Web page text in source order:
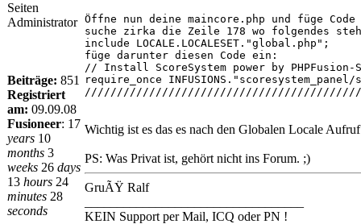
Seiten
Administrator
Beiträge: 851
Registriert
am: 09.09.08
Fusioneer: 17
years 10
months 3
weeks 26 days
13 hours 24
minutes 28
seconds
Öffne nun deine maincore.php und füge
suche zirka die Zeile 178 wo folgendes
include LOCALE.LOCALESET."global.php";
füge darunter diesen Code ein:
// Install ScoreSystem power by
require_once
Wichtig ist es das es nach den Globalen Locale
PS: Was Privat ist, gehört nicht ins Forum. ;)
GruÃŸ Ralf
KEIN Support per Mail, ICQ oder PN !